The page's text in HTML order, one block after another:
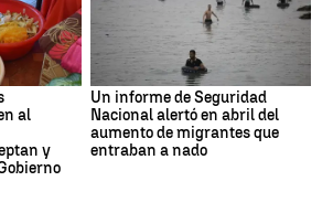
al
y
Un informe de Seguridad
Nacional alertó en abril del
aumento de migrantes que
entraban a nado